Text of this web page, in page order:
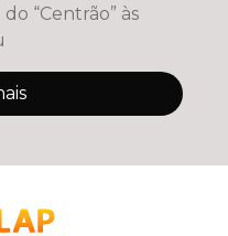
“Centrão” às